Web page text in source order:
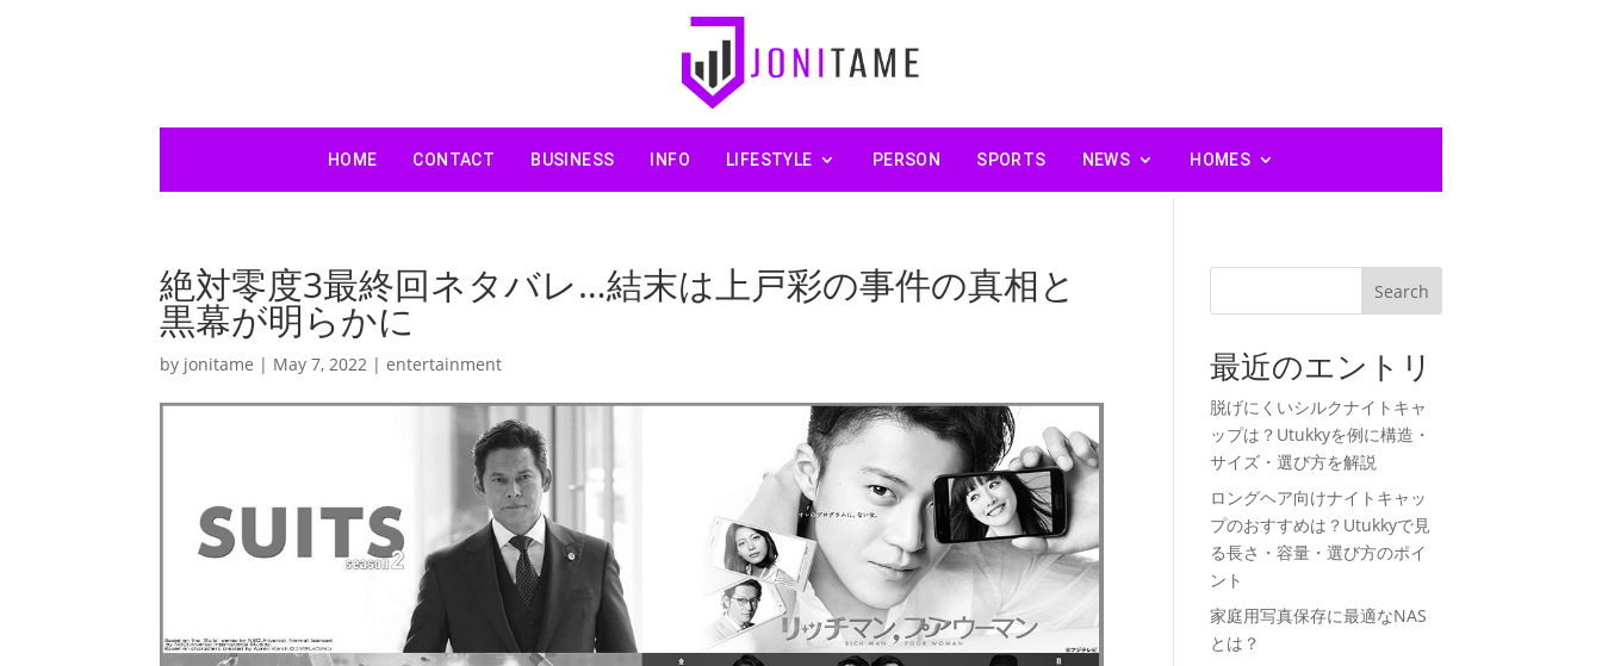
HOME CONTACT BUSINESS INFO LIFESTYLE PERSON SPORTS NEWS HOMES
絶対零度3最終回ネタバレ…結末は上戸彩の事件の真相と
黒幕が明らかに
by jonitame | May 7, 2022 |entertainment
Search
最近のエントリ
脱げにくいシルクナイトキャ
ップは？Utukkyを例に構造・
サイズ・選び方を解説
ロングヘア向けナイトキャッ
プのおすすめは？Utukkyで見
る長さ・容量・選び方のポイ
ント
家庭用写真保存に最適なNAS
とは？